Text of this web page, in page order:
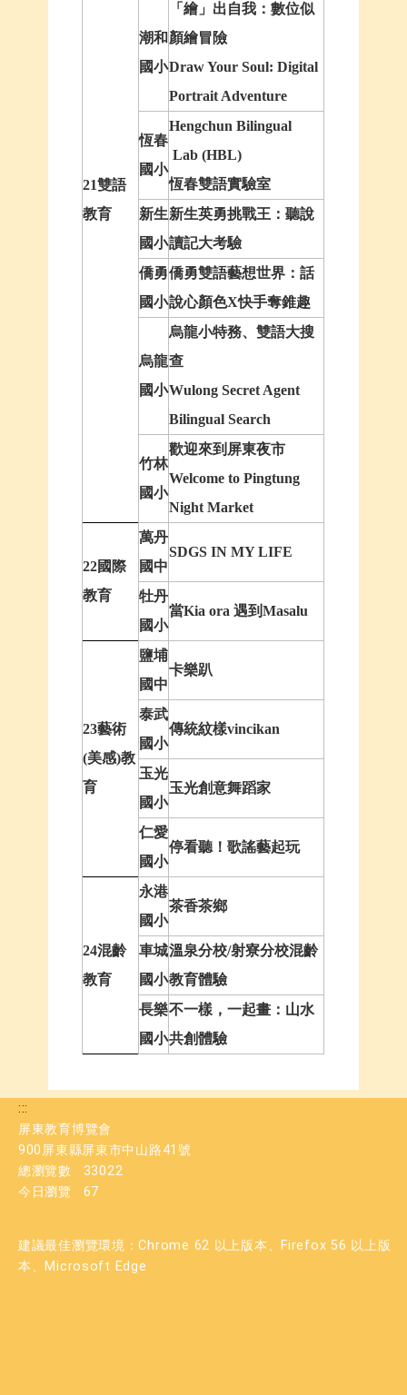
21雙語
教育
潮和
國小
「繪」出自我：數位似
顏繪冒險
Draw Your Soul: Digital
Portrait Adventure
恆春
國小
HengchunBilingual
Lab (HBL)
恆春雙語實驗室
新生
國小
新生英勇挑戰王：聽說
讀記大考驗
僑勇
國小
僑勇雙語藝想世界：話
說心顏色X快手奪錐趣
烏龍
國小
烏龍小特務、雙語大搜
查
Wulong Secret Agent
Bilingual Search
竹林
國小
歡迎來到屏東夜市
Welcome to Pingtung
Night Market
22國際
教育
萬丹
國中
SDGS IN MY LIFE
牡丹
國小
當Kia ora 遇到Masalu
23藝術
(美感)教
育
鹽埔
國中
卡樂趴
泰武
國小
傳統紋樣vincikan
玉光
國小
玉光創意舞蹈家
仁愛
國小
停看聽！歌謠藝起玩
24混齡
教育
永港
國小
茶香茶鄉
車城
國小
溫泉分校/射寮分校混齡
教育體驗
長樂
國小
不一樣，一起畫：山水
共創體驗
:::
屏東教育博覽會
900屏東縣屏東市中山路41號
總瀏覽數
33022
今日瀏覽
67
建議最佳瀏覽環境：Chrome 62 以上版本、Firefox 56 以上版
本、Microsoft Edge